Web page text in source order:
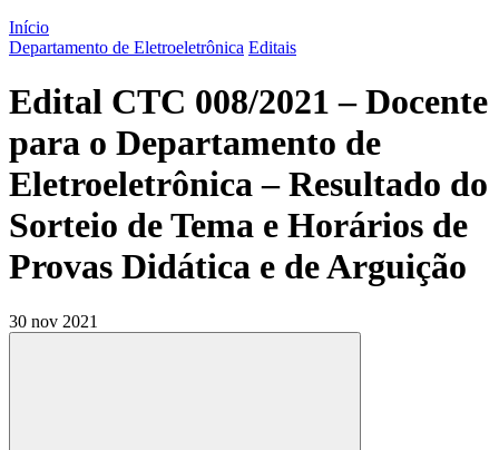
Início
Departamento de Eletroeletrônica Editais
Edital CTC 008/2021 – Docente
para o Departamento de
Eletroeletrônica – Resultado do
Sorteio de Tema e Horários de
Provas Didática e de Arguição
30 nov 2021